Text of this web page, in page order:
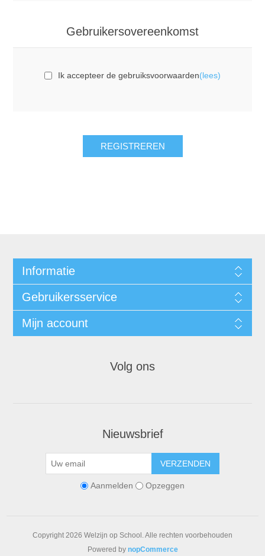
Gebruikersovereenkomst
Ik accepteer de gebruiksvoorwaarden(lees)
REGISTREREN
Informatie
Gebruikersservice
Mijn account
Volg ons
Nieuwsbrief
VERZENDEN
Aanmelden Opzeggen
Copyright 2026 Welzijn op School. Alle rechten voorbehouden
Powered by nopCommerce